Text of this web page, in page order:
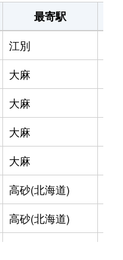
最寄駅
江別
大麻
大麻
大麻
大麻
高砂(北海道)
高砂(北海道)